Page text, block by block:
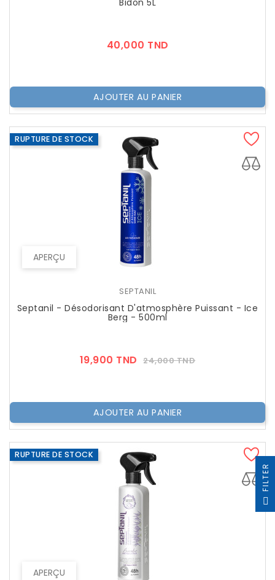
Bidon 5L
40,000 TND
AJOUTER AU PANIER
APERÇU
RUPTURE DE STOCK
SEPTANIL
Septanil - Désodorisant D'atmosphère Puissant - Ice
Berg - 500ml
19,900 TND Prix
24,000 TNDPrix
AJOUTER AU PANIER
APERÇU
RUPTURE DE STOCK
R